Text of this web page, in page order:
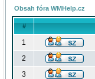
Obsah fóra WMHelp.cz
#
1
2
3